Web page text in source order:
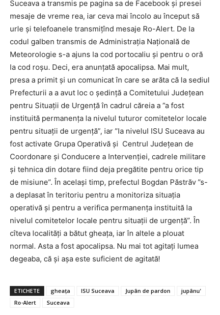
Suceava a transmis pe pagina sa de Facebook și presei
mesaje de vreme rea, iar ceva mai încolo au început să
urle și telefoanele transmițînd mesaje Ro-Alert. De la
codul galben transmis de Administrația Națională de
Meteorologie s-a ajuns la cod portocaliu și pentru o oră
la cod roșu. Deci, era anunțată apocalipsa. Mai mult,
presa a primit și un comunicat în care se arăta că la sediul
Prefecturii a a avut loc o ședință a Comitetului Județean
pentru Situații de Urgență în cadrul căreia a ”a fost
instituită permanența la nivelul tuturor comitetelor locale
pentru situații de urgență”, iar ”la nivelul ISU Suceava au
fost activate Grupa Operativă și Centrul Județean de
Coordonare și Conducere a Intervenției, cadrele militare
și tehnica din dotare fiind deja pregătite pentru orice tip
de misiune”. În același timp, prefectul Bogdan Păstrăv ”s-
a deplasat în teritoriu pentru a monitoriza situația
operativă și pentru a verifica permanența instituită la
nivelul comitetelor locale pentru situații de urgență”. În
cîteva localități a bătut gheața, iar în altele a plouat
normal. Asta a fost apocalipsa. Nu mai tot agitați lumea
degeaba, că și așa este suficient de agitată!
ETICHETE gheața ISU Suceava Jupân de pardon
jupânu'
Ro-Alert
Suceava